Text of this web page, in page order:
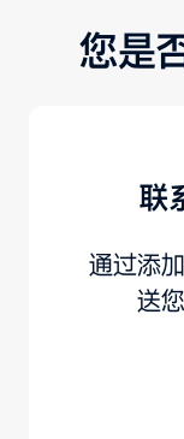
您是
联
通过添
送